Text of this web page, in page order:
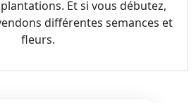
Et si vous débutez,
différentes semances et
fleurs.